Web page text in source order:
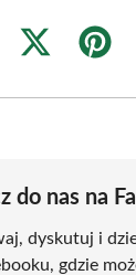
Share
(Twitter)
Share
do nas na
dyskutuj i
gdzie